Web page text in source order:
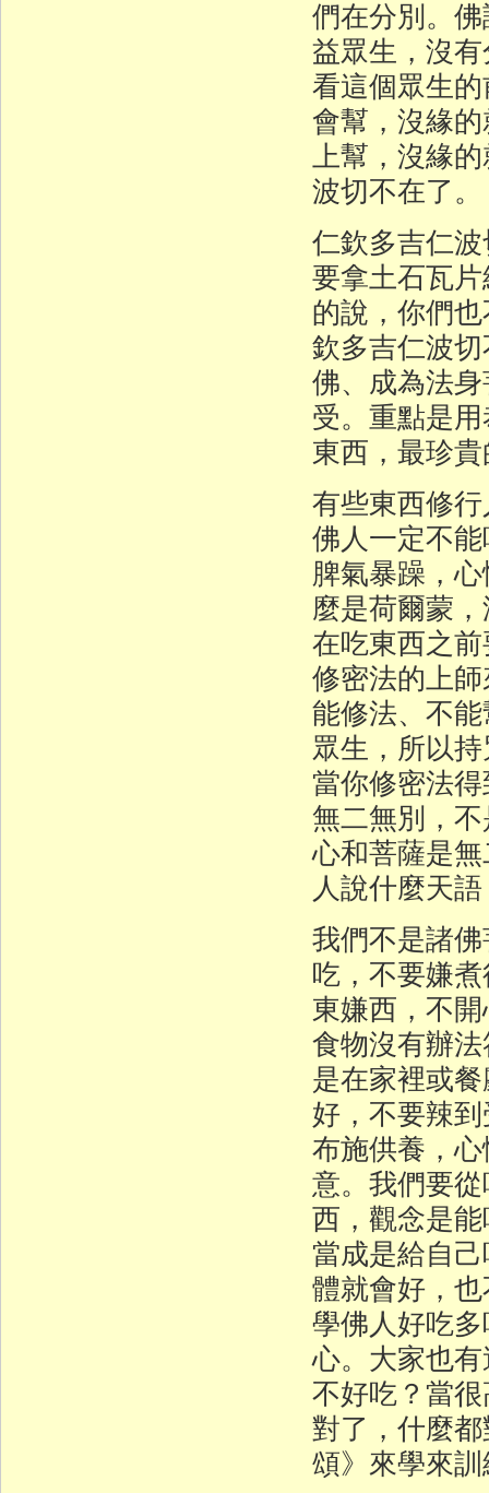
們在分別。
益眾生，沒
看這個眾生
會幫，沒緣
上幫，沒緣
波切不在了。
仁欽多吉仁
要拿土石瓦
的說，你們
欽多吉仁波
佛、成為法
受。重點是
東西，最珍
有些東西修
佛人一定不
脾氣暴躁，
麼是荷爾蒙
在吃東西之
修密法的上
能修法、不
眾生，所以
當你修密法
無二無別，
心和菩薩是
人說什麼天
我們不是諸
吃，不要嫌
東嫌西，不
食物沒有辦
是在家裡或
好，不要辣
布施供養，
意。我們要
西，觀念是
當成是給自
體就會好，
學佛人好吃
心。大家也
不好吃？當
對了，什麼
頌》來學來